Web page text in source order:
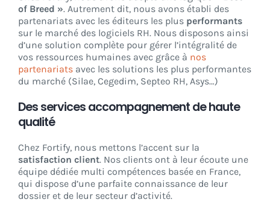
of Breed ». Autrement dit, nous avons établi des
partenariats avec les éditeurs les plus performants
sur le marché des logiciels RH. Nous disposons ainsi
d’une solution complète pour gérer l’intégralité de
vos ressources humaines avec grâce à nos
partenariats avec les solutions les plus performantes
du marché (Silae, Cegedim, Septeo RH, Asys…)
Des services accompagnement de haute
qualité
Chez Fortify, nous mettons l’accent sur la
satisfaction client. Nos clients ont à leur écoute une
équipe dédiée multi compétences basée en France,
qui dispose d’une parfaite connaissance de leur
dossier et de leur secteur d’activité.